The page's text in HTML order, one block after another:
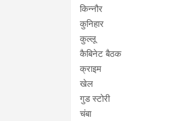
किन्नौर
कुनिहार
कुल्लू
कैबिनेट बैठक
क्राइम
खेल
गुड स्टोरी
चंबा